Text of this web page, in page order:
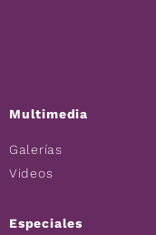
Multimedia
Galerías
Videos
Especiales